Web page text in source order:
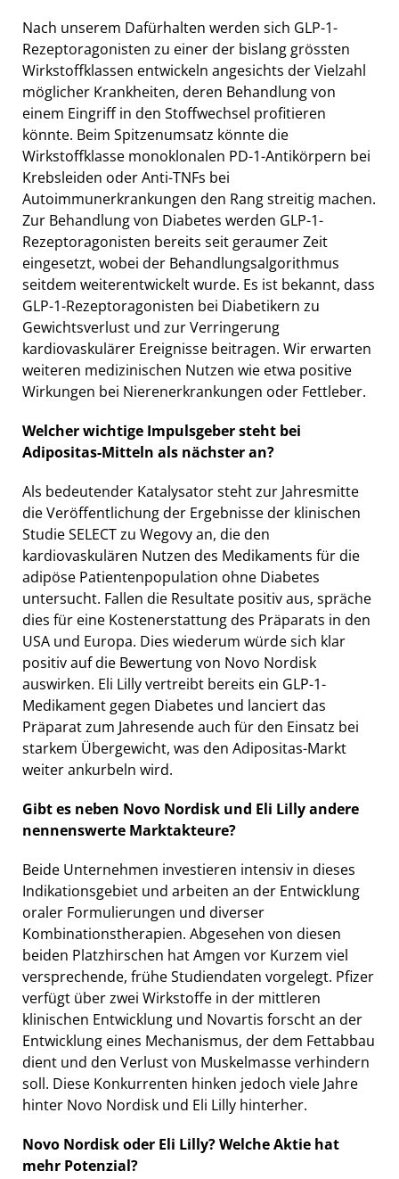
Nach unserem Dafürhalten werden sich GLP-1-
Rezeptoragonisten zu einer der bislang grössten
Wirkstoffklassen entwickeln angesichts der Vielzahl
möglicher Krankheiten, deren Behandlung von
einem Eingriff in den Stoffwechsel profitieren
könnte. Beim Spitzenumsatz könnte die
Wirkstoffklasse monoklonalen PD-1-Antikörpern bei
Krebsleiden oder Anti-TNFs bei
Autoimmunerkrankungen den Rang streitig machen.
Zur Behandlung von Diabetes werden GLP-1-
Rezeptoragonisten bereits seit geraumer Zeit
eingesetzt, wobei der Behandlungsalgorithmus
seitdem weiterentwickelt wurde. Es ist bekannt, dass
GLP-1-Rezeptoragonisten bei Diabetikern zu
Gewichtsverlust und zur Verringerung
kardiovaskulärer Ereignisse beitragen. Wir erwarten
weiteren medizinischen Nutzen wie etwa positive
Wirkungen bei Nierenerkrankungen oder Fettleber.
Welcher wichtige Impulsgeber steht bei
Adipositas-Mitteln als nächster an?
Als bedeutender Katalysator steht zur Jahresmitte
die Veröffentlichung der Ergebnisse der klinischen
Studie SELECT zu Wegovy an, die den
kardiovaskulären Nutzen des Medikaments für die
adipöse Patientenpopulation ohne Diabetes
untersucht. Fallen die Resultate positiv aus, spräche
dies für eine Kostenerstattung des Präparats in den
USA und Europa. Dies wiederum würde sich klar
positiv auf die Bewertung von Novo Nordisk
auswirken. Eli Lilly vertreibt bereits ein GLP-1-
Medikament gegen Diabetes und lanciert das
Präparat zum Jahresende auch für den Einsatz bei
starkem Übergewicht, was den Adipositas-Markt
weiter ankurbeln wird.
Gibt es neben Novo Nordisk und Eli Lilly andere
nennenswerte Marktakteure?
Beide Unternehmen investieren intensiv in dieses
Indikationsgebiet und arbeiten an der Entwicklung
oraler Formulierungen und diverser
Kombinationstherapien. Abgesehen von diesen
beiden Platzhirschen hat Amgen vor Kurzem viel
versprechende, frühe Studiendaten vorgelegt. Pfizer
verfügt über zwei Wirkstoffe in der mittleren
klinischen Entwicklung und Novartis forscht an der
Entwicklung eines Mechanismus, der dem Fettabbau
dient und den Verlust von Muskelmasse verhindern
soll. Diese Konkurrenten hinken jedoch viele Jahre
hinter Novo Nordisk und Eli Lilly hinterher.
Novo Nordisk oder Eli Lilly? Welche Aktie hat
mehr Potenzial?